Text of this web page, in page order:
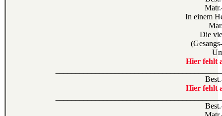
In einem
Die
Hier fehlt
Hier fehlt